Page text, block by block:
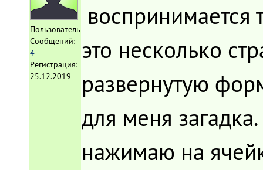
Пользователь
Сообщений:
4
Регистрация:
25.12.2019
воспринимается
это несколько
развернутую
для меня
нажимаю на